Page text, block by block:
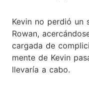
Kevin no perdió un
Rowan,
cargada de
mente de Kevin
llevaría a cabo.